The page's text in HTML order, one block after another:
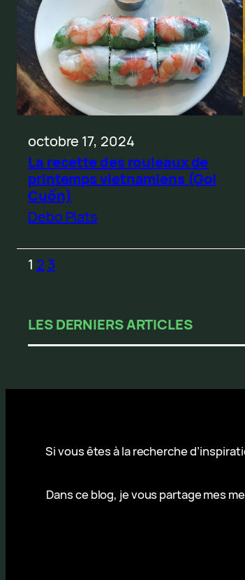
octobre 17, 2024
La recette des rouleaux de
printemps vietnamiens (Goi
Cuốn)
Debo Plats
1 2 3
LES DERNIERS ARTICLES
Si vous êtes à la recherche
Dans ce blog, je vous partage mes